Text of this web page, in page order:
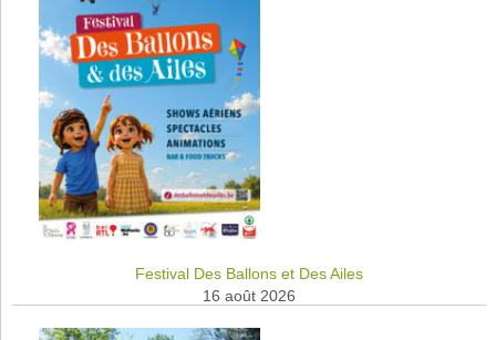
Festival Des Ballons et Des Ailes
16 août 2026